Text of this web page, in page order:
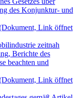
des Konjunktur- und
Link öffnet
zeitnah
Berichte des
beachten und
Link öffnet